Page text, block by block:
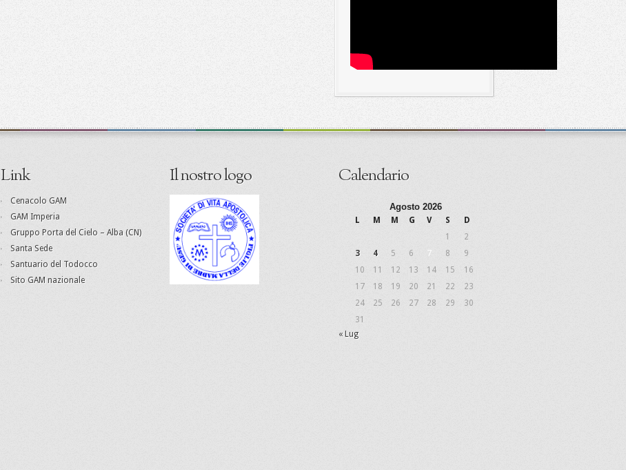
Link
Cenacolo GAM
GAM Imperia
Gruppo Porta del Cielo – Alba (CN)
Santa Sede
Santuario del Todocco
Sito GAM nazionale
Il nostro logo Calendario
Agosto 2026
L M M G V S
D
1
2
3
4 5 6 7 8
9
10
11 12 13 14 15
16
17
18 19 20 21 22
23
24
25 26 27 28 29
30
31
« Lug